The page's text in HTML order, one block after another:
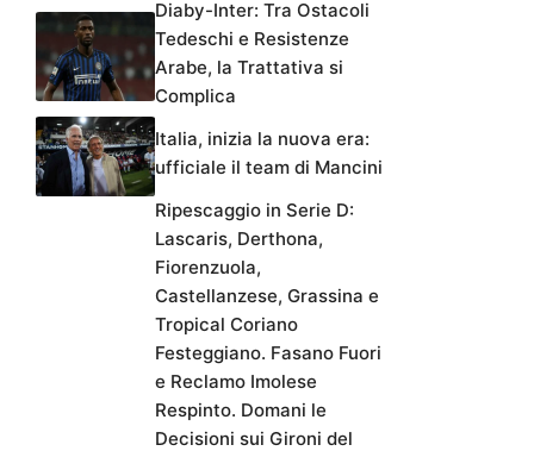
Diaby-Inter: Tra Ostacoli
Tedeschi e Resistenze
Arabe, la Trattativa si
Complica
Italia, inizia la nuova era:
ufficiale il team di Mancini
Ripescaggio in Serie D:
Lascaris, Derthona,
Fiorenzuola,
Castellanzese, Grassina e
Tropical Coriano
Festeggiano. Fasano Fuori
e Reclamo Imolese
Respinto. Domani le
Decisioni sui Gironi del